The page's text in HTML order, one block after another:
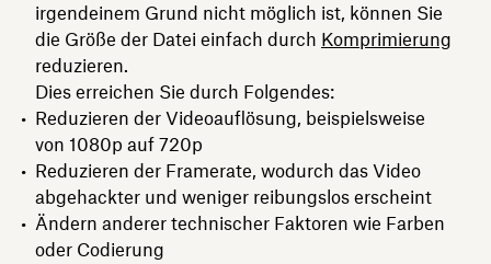
irgendeinem Grund nicht möglich ist, können Sie
die Größe der Datei einfach durch Komprimierung
reduzieren.
Dies erreichen Sie durch Folgendes:
Reduzieren der Videoauflösung, beispielsweise
von 1080p auf 720p
Reduzieren der Framerate, wodurch das Video
abgehackter und weniger reibungslos erscheint
Ändern anderer technischer Faktoren wie Farben
oder Codierung